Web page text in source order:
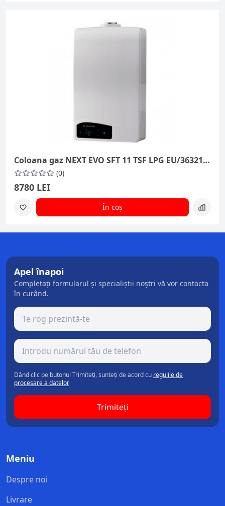
Coloana gaz NEXT EVO SFT 11 TSF LPG EU/3632160
(0)
8780 LEI
În coș
Apel înapoi
Completați formularul și specialiștii noștri vă vor contacta
în curând.
Dând clic pe butonul Trimiteți, sunteți de acord cu regulile de
procesare a datelor
Trimiteți
Meniu
Despre noi
Livrare